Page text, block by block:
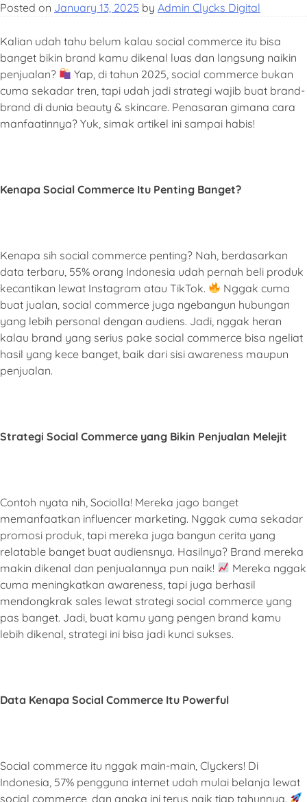
Posted on January 13, 2025 by Admin Clycks Digital
Kalian udah tahu belum kalau social commerce itu bisa
banget bikin brand kamu dikenal luas dan langsung naikin
penjualan?
Yap, di tahun 2025, social commerce bukan
cuma sekadar tren, tapi udah jadi strategi wajib buat brand-
brand di dunia beauty & skincare. Penasaran gimana cara
manfaatinnya? Yuk, simak artikel ini sampai habis!
Kenapa Social Commerce Itu Penting Banget?
Kenapa sih social commerce penting? Nah, berdasarkan
data terbaru, 55% orang Indonesia udah pernah beli produk
kecantikan lewat Instagram atau TikTok.
Nggak cuma
buat jualan, social commerce juga ngebangun hubungan
yang lebih personal dengan audiens. Jadi, nggak heran
kalau brand yang serius pake social commerce bisa ngeliat
hasil yang kece banget, baik dari sisi awareness maupun
penjualan.
Strategi Social Commerce yang Bikin Penjualan Melejit
Contoh nyata nih, Sociolla! Mereka jago banget
memanfaatkan influencer marketing. Nggak cuma sekadar
promosi produk, tapi mereka juga bangun cerita yang
relatable banget buat audiensnya. Hasilnya? Brand mereka
makin dikenal dan penjualannya pun naik!
Mereka nggak
cuma meningkatkan awareness, tapi juga berhasil
mendongkrak sales lewat strategi social commerce yang
pas banget. Jadi, buat kamu yang pengen brand kamu
lebih dikenal, strategi ini bisa jadi kunci sukses.
Data Kenapa Social Commerce Itu Powerful
Social commerce itu nggak main-main, Clyckers! Di
Indonesia, 57% pengguna internet udah mulai belanja lewat
social commerce, dan angka ini terus naik tiap tahunnya.